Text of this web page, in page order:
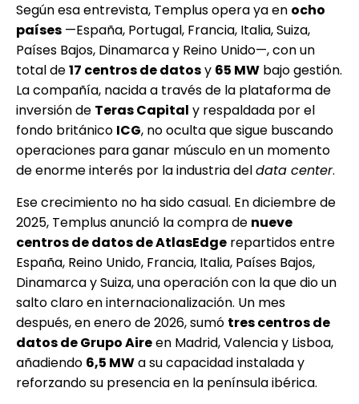
Según esa entrevista, Templus opera ya en ocho
países —España, Portugal, Francia, Italia, Suiza,
Países Bajos, Dinamarca y Reino Unido—, con un
total de17 centros de datosy 65 MW bajo gestión.
La compañía, nacida a través de la plataforma de
inversión de Teras Capital y respaldada por el
fondo británico ICG, no oculta que sigue buscando
operaciones para ganar músculo en un momento
de enorme interés por la industria deldata center.
Ese crecimiento no ha sido casual. En diciembre de
2025, Templus anunció la compra de nueve
centros de datos de AtlasEdge repartidos entre
España, Reino Unido, Francia, Italia, Países Bajos,
Dinamarca y Suiza, una operación con la que dio un
salto claro en internacionalización. Un mes
después, en enero de 2026, sumó tres centros de
datos de Grupo Aireen Madrid, Valencia y Lisboa,
añadiendo 6,5 MWa su capacidad instalada y
reforzando su presencia en la península ibérica.